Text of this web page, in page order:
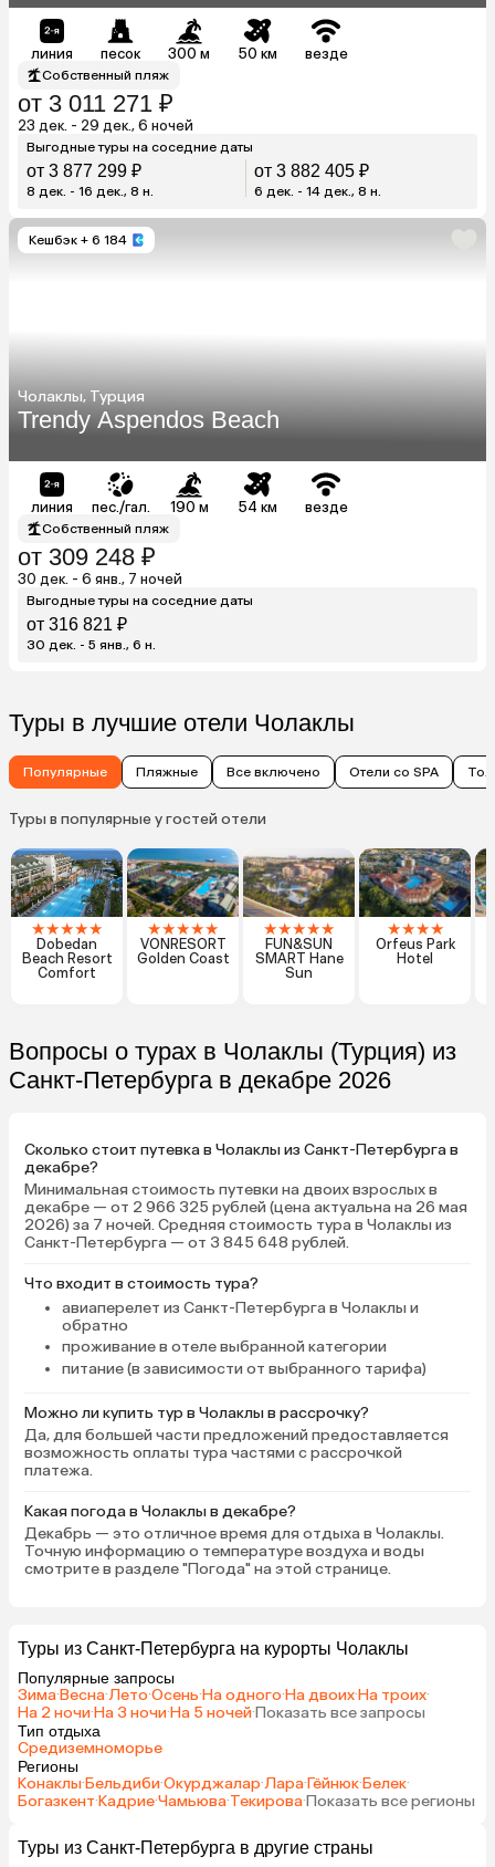
линия песок 300 м 50 км везде
Собственный пляж
от 3 011 271 ₽
23 дек. - 29 дек., 6 ночей
Выгодные туры на соседние даты
от 3 877 299 ₽
8 дек. - 16 дек., 8 н.
от 3 882 405 ₽
6 дек. - 14 дек., 8 н.
Кешбэк + 6 184
Чолаклы, Турция
Trendy Aspendos Beach
линия пес./гал. 190 м 54 км везде
Собственный пляж
от 309 248 ₽
30 дек. - 6 янв., 7 ночей
Выгодные туры на соседние даты
от 316 821 ₽
30 дек. - 5 янв., 6 н.
Туры в лучшие отели Чолаклы
Популярные Пляжные Все включено Отели со SPA
Туры в популярные у гостей отели
★★★★★
Dobedan
Beach Resort
Comfort
★★★★★
VONRESORT
Golden Coast
★★★★★
FUN&SUN
SMART Hane
Sun
★★★★
Orfeus Park
Hotel
Вопросы о турах в Чолаклы (Турция) из
Санкт-Петербурга в декабре 2026
Сколько стоит путевка в Чолаклы из Санкт-Петербурга в
декабре?
Минимальная стоимость путевки на двоих взрослых в
декабре — от 2 966 325 рублей (цена актуальна на 26 мая
2026) за 7 ночей. Средняя стоимость тура в Чолаклы из
Санкт-Петербурга — от 3 845 648 рублей.
Что входит в стоимость тура?
авиаперелет из Санкт-Петербурга в Чолаклы и
обратно
проживание в отеле выбранной категории
питание (в зависимости от выбранного тарифа)
Можно ли купить тур в Чолаклы в рассрочку?
Да, для большей части предложений предоставляется
возможность оплаты тура частями с рассрочкой
платежа.
Какая погода в Чолаклы в декабре?
Декабрь — это отличное время для отдыха в Чолаклы.
Точную информацию о температуре воздуха и воды
смотрите в разделе "Погода" на этой странице.
Туры из Санкт-Петербурга на курорты Чолаклы
Популярные запросы
Зима·Весна·Лето·Осень·На одного·На двоих·На троих·
На 2 ночи·На 3 ночи·На 5 ночей·Показать все запросы
Тип отдыха
Средиземноморье
Регионы
Конаклы·Бельдиби·Окурджалар·Лара·Гёйнюк·Белек·
Богазкент·Кадрие·Чамьюва·Текирова·Показать все регионы
Туры из Санкт-Петербурга в другие страны